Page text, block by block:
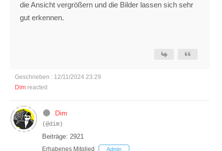
die Ansicht vergrößern und die Bilder lassen sich sehr
gut erkennen.
Geschrieben : 12/11/2024 23:29
Dim reacted
Dim
(@dim)
Beiträge: 2921
Erhabenes Mitglied Admin